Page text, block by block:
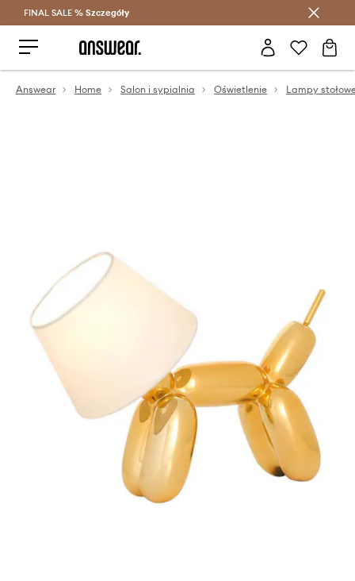
Oszczędzaj z Answear Club >
FINAL SALE % Szczegóły
Answear Home Salon i sypialnia Oświetlenie Lampy